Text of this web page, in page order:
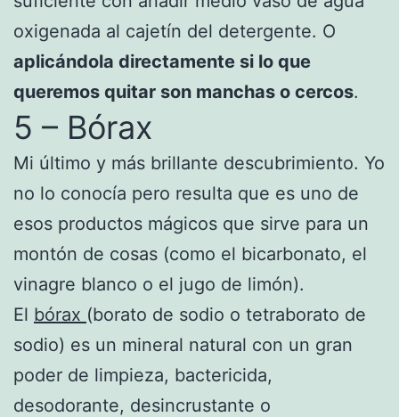
oxigenada al cajetín del detergente. O
aplicándola directamente si lo que
queremos quitar son manchas o cercos.
5 – Bórax
Mi último y más brillante descubrimiento. Yo
no lo conocía pero resulta que es uno de
esos productos mágicos que sirve para un
montón de cosas (como el bicarbonato, el
vinagre blanco o el jugo de limón).
El bórax (borato de sodio o tetraborato de
sodio) es un mineral natural con un gran
poder de limpieza, bactericida,
desodorante, desincrustante o